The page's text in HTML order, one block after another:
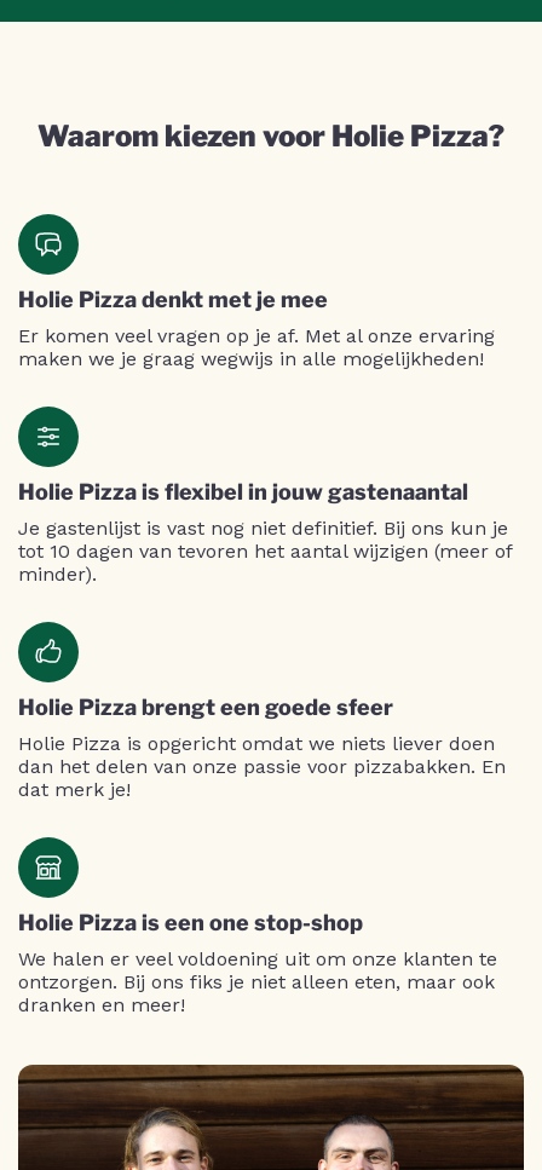
Waarom kiezen voor Holie Pizza?
Holie Pizza denkt met je mee
Er komen veel vragen op je af. Met al onze ervaring
maken we je graag wegwijs in alle mogelijkheden!
Holie Pizza is flexibel in jouw gastenaantal
Je gastenlijst is vast nog niet definitief. Bij ons kun je
tot 10 dagen van tevoren het aantal wijzigen (meer of
minder).
Holie Pizza brengt een goede sfeer
Holie Pizza is opgericht omdat we niets liever doen
dan het delen van onze passie voor pizzabakken. En
dat merk je!
Holie Pizza is een one stop-shop
We halen er veel voldoening uit om onze klanten te
ontzorgen. Bij ons fiks je niet alleen eten, maar ook
dranken en meer!